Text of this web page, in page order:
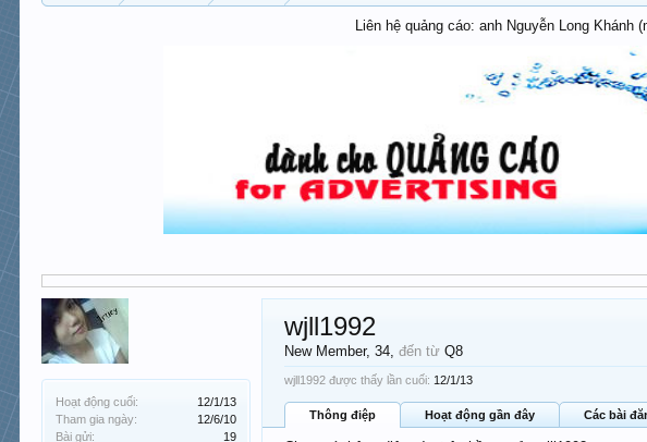
Liên hệ quảng cáo: anh Nguyễn Long Khánh
Hoạt động cuối:
12/1/13
Tham gia ngày:
12/6/10
Bài gửi:
19
wjll1992
New Member, 34,đến từ Q8
wjll1992 được thấy lần cuối: 12/1/13
Thông điệp Hoạt động gần đây Các bài